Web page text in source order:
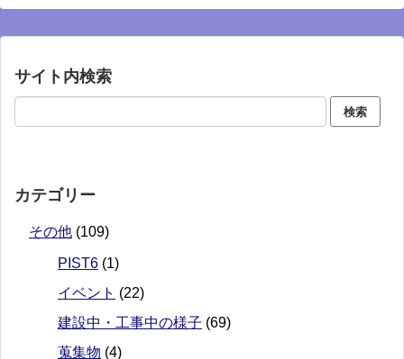
サイト内検索
カテゴリー
その他 (109)
PIST6 (1)
イベント (22)
建設中・工事中の様子 (69)
蒐集物 (4)